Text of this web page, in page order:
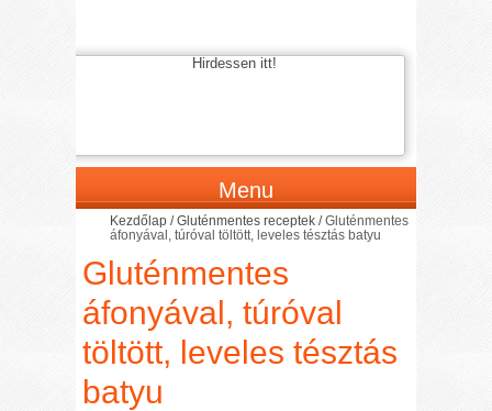
Hirdessen itt!
Menu
Kezdőlap /Gluténmentes receptek /Gluténmentes
áfonyával, túróval töltött, leveles tésztás batyu
Gluténmentes
áfonyával, túróval
töltött, leveles tésztás
batyu